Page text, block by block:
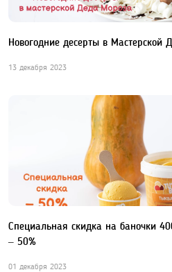
Новогодние десерты в Мастерской
13 декабря 2023
Специальная скидка на баночки
– 50%
01 декабря 2023